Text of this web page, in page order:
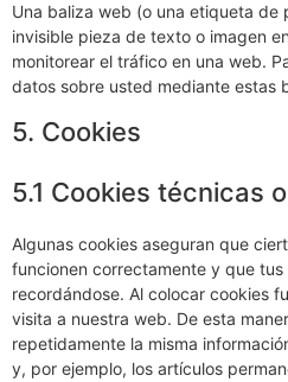
Una baliza web (o una etiqueta de
invisible pieza de texto o imagen
monitorear el tráfico en una web.
datos sobre usted mediante estas
5. Cookies
5.1 Cookies técnicas
Algunas cookies aseguran que
funcionen correctamente y que
recordándose. Al colocar cookies
visita a nuestra web. De esta
repetidamente la misma
y, por ejemplo, los artículos